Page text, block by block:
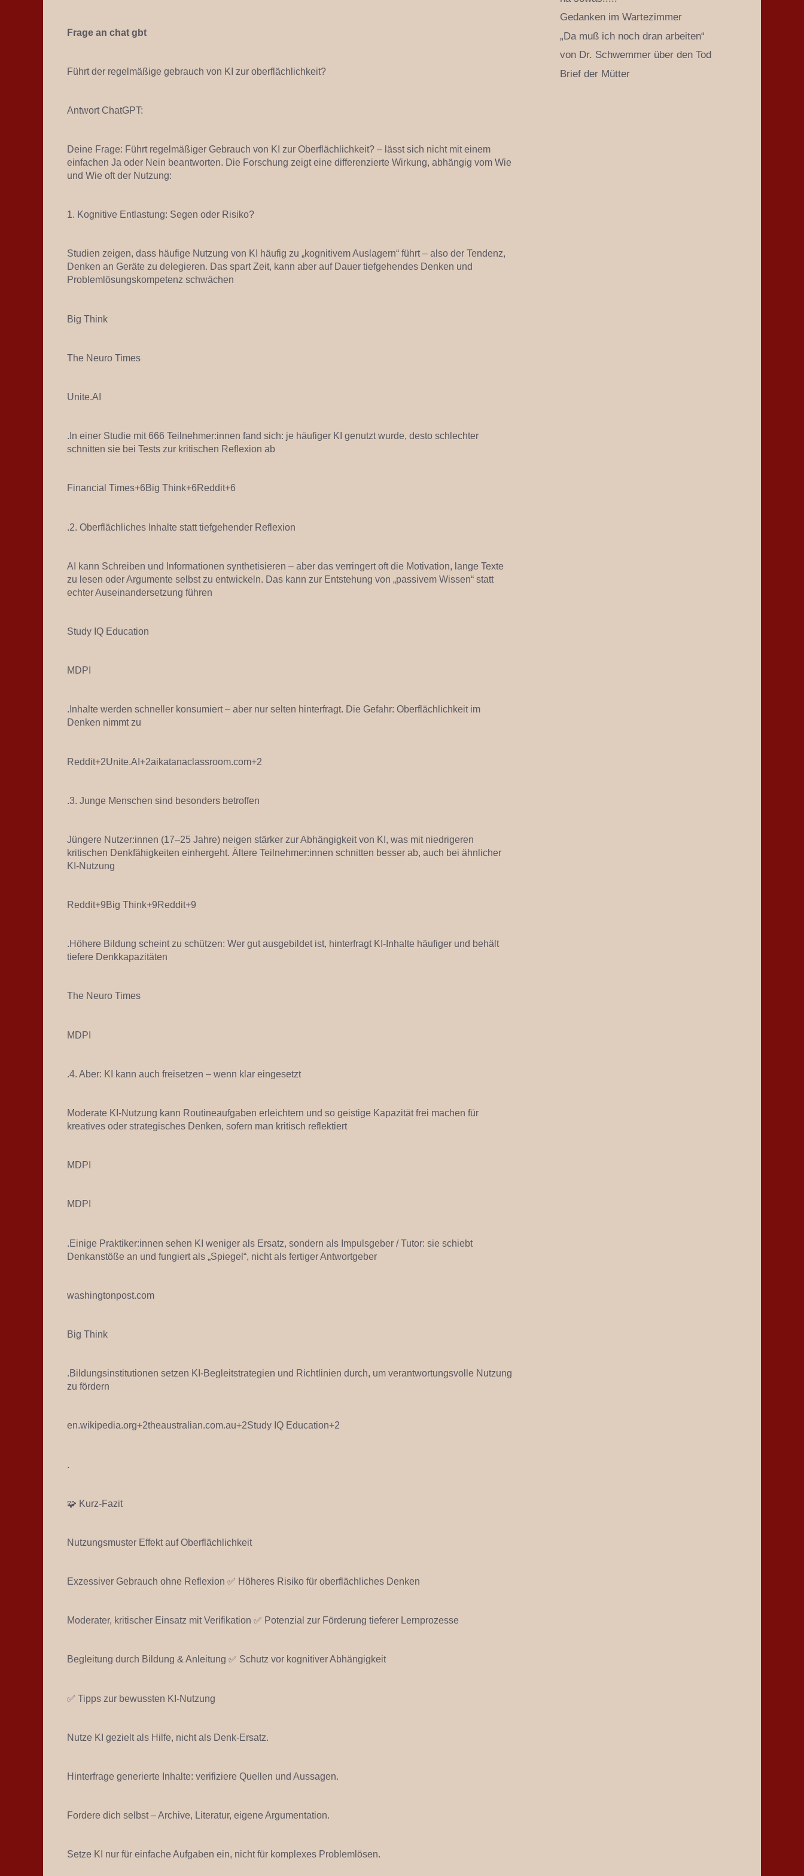
Frage an chat gbt
Führt der regelmäßige gebrauch von KI zur oberflächlichkeit?
Antwort ChatGPT:
Deine Frage: Führt regelmäßiger Gebrauch von KI zur Oberflächlichkeit? – lässt sich nicht mit einem
einfachen Ja oder Nein beantworten. Die Forschung zeigt eine differenzierte Wirkung, abhängig vom Wie
und Wie oft der Nutzung:
1. Kognitive Entlastung: Segen oder Risiko?
Studien zeigen, dass häufige Nutzung von KI häufig zu „kognitivem Auslagern“ führt – also der Tendenz,
Denken an Geräte zu delegieren. Das spart Zeit, kann aber auf Dauer tiefgehendes Denken und
Problemlösungskompetenz schwächen
Big Think
The Neuro Times
Unite.AI
.In einer Studie mit 666 Teilnehmer:innen fand sich: je häufiger KI genutzt wurde, desto schlechter
schnitten sie bei Tests zur kritischen Reflexion ab
Financial Times+6Big Think+6Reddit+6
.2. Oberflächliches Inhalte statt tiefgehender Reflexion
AI kann Schreiben und Informationen synthetisieren – aber das verringert oft die Motivation, lange Texte
zu lesen oder Argumente selbst zu entwickeln. Das kann zur Entstehung von „passivem Wissen“ statt
echter Auseinandersetzung führen
Study IQ Education
MDPI
.Inhalte werden schneller konsumiert – aber nur selten hinterfragt. Die Gefahr: Oberflächlichkeit im
Denken nimmt zu
Reddit+2Unite.AI+2aikatanaclassroom.com+2
.3. Junge Menschen sind besonders betroffen
Jüngere Nutzer:innen (17–25 Jahre) neigen stärker zur Abhängigkeit von KI, was mit niedrigeren
kritischen Denkfähigkeiten einhergeht. Ältere Teilnehmer:innen schnitten besser ab, auch bei ähnlicher
KI-Nutzung
Reddit+9Big Think+9Reddit+9
.Höhere Bildung scheint zu schützen: Wer gut ausgebildet ist, hinterfragt KI-Inhalte häufiger und behält
tiefere Denkkapazitäten
The Neuro Times
MDPI
.4. Aber: KI kann auch freisetzen – wenn klar eingesetzt
Moderate KI-Nutzung kann Routineaufgaben erleichtern und so geistige Kapazität frei machen für
kreatives oder strategisches Denken, sofern man kritisch reflektiert
MDPI
MDPI
.Einige Praktiker:innen sehen KI weniger als Ersatz, sondern als Impulsgeber / Tutor: sie schiebt
Denkanstöße an und fungiert als „Spiegel“, nicht als fertiger Antwortgeber
washingtonpost.com
Big Think
.Bildungsinstitutionen setzen KI-Begleitstrategien und Richtlinien durch, um verantwortungsvolle Nutzung
zu fördern
en.wikipedia.org+2theaustralian.com.au+2Study IQ Education+2
.
🧩 Kurz‑Fazit
Nutzungsmuster Effekt auf Oberflächlichkeit
Exzessiver Gebrauch ohne Reflexion ✅ Höheres Risiko für oberflächliches Denken
Moderater, kritischer Einsatz mit Verifikation ✅ Potenzial zur Förderung tieferer Lernprozesse
Begleitung durch Bildung & Anleitung ✅ Schutz vor kognitiver Abhängigkeit
✅ Tipps zur bewussten KI-Nutzung
Nutze KI gezielt als Hilfe, nicht als Denk-Ersatz.
Hinterfrage generierte Inhalte: verifiziere Quellen und Aussagen.
Fordere dich selbst – Archive, Literatur, eigene Argumentation.
Setze KI nur für einfache Aufgaben ein, nicht für komplexes Problemlösen.
Gedanken im Wartezimmer
„Da muß ich noch dran arbeiten“
von Dr. Schwemmer über den Tod
Brief der Mütter